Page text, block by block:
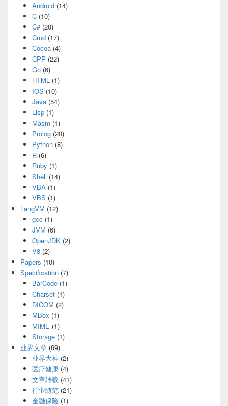
Android(14)
C(10)
C#(20)
Cmd(17)
Cocoa(4)
CPP (22)
Go(6)
HTML(1)
IOS (10)
Java(54)
Lisp(1)
Masm (1)
Prolog(20)
Python(8)
R(6)
Ruby (1)
Shell (14)
VBA(1)
VBS (1)
LangVM (12)
gcc (1)
JVM (6)
OpenJDK(2)
V8(2)
Papers (10)
Specification (7)
BarCode(1)
Charset(1)
DICOM (2)
MBox (1)
MIME (1)
Storage(1)
业界文章 (69)
业界大神 (2)
医疗健康(4)
文章转载(41)
行业随笔(21)
金融保险(1)